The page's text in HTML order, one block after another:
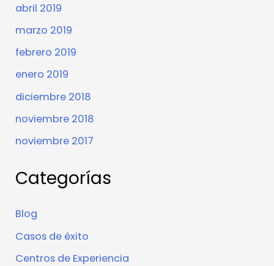
abril 2019
marzo 2019
febrero 2019
enero 2019
diciembre 2018
noviembre 2018
noviembre 2017
Categorías
Blog
Casos de éxito
Centros de Experiencia